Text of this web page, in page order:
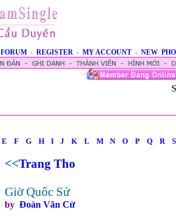
FORUM - REGISTER - MY ACCOUNT - NEW
E F G H I J K L M N O P Q R S
<<Trang Tho
Giờ Quốc Sử
by Ðoàn Vãn Cừ